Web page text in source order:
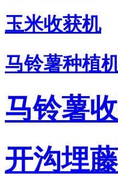
玉米收获机
马铃薯种植
马铃薯
开沟埋